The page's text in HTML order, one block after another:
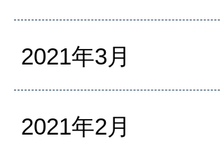
2021年3月
2021年2月